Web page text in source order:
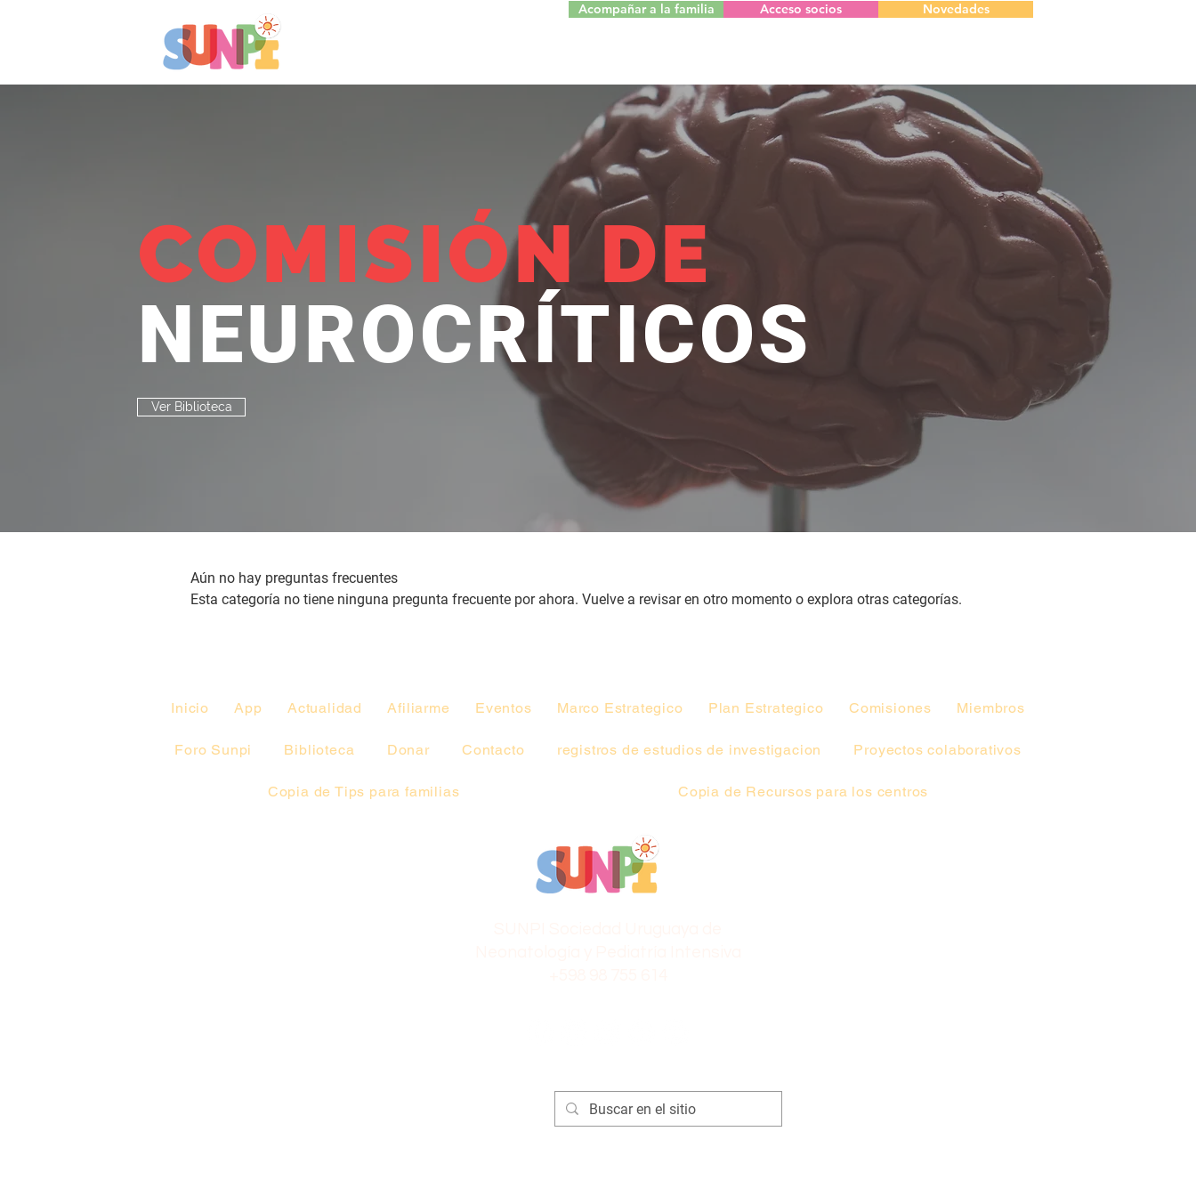
Acompañar a la familia Acceso socios Novedades
COMISIÓN DE
NEUROCRÍTICOS
Ver Biblioteca
Aún no hay preguntas frecuentes
Esta categoría no tiene ninguna pregunta frecuente por ahora. Vuelve a revisar en otro momento o explora otras categorías.
Inicio App Actualidad Afiliarme Eventos Marco Estrategico Plan Estrategico Comisiones Miembros
Foro Sunpi Biblioteca Donar Contacto registros de estudios de investigacion Proyectos colaborativos
Copia de Tips para familias Copia de Recursos para los centros